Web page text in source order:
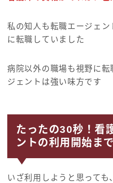
私の知人も転職エージェン
に転職していました
病院以外の職場も視野に
ジェントは強い味方です
たったの30秒！看
ントの利用開始ま
いざ利用しようと思っても